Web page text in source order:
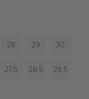
28 29 30
27.5 28.5 29.5